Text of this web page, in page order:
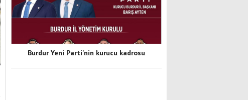
Burdur Yeni Parti'nin kurucu kadrosu